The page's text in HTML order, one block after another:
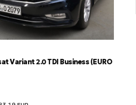
Variant 2.0 TDI Business (EURO